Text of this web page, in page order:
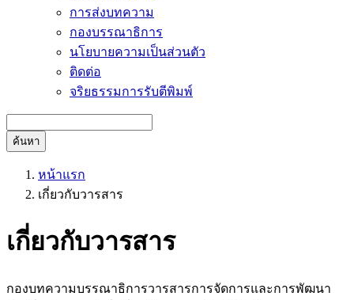
การส่งบทความ
กองบรรณาธิการ
นโยบายความเป็นส่วนตัว
ติดต่อ
จริยธรรมการรับตีพิมพ์
ค้นหา
หน้าแรก
เกี่ยวกับวารสาร
เกี่ยวกับวารสาร
กองบทความบรรณาธิการวารสารการจัดการและการพัฒนา